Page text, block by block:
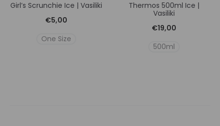
Girl’s Scrunchie Ice | Vasiliki
€5,00
One Size
Thermos 500ml Ice |
Vasiliki
€19,00
500ml